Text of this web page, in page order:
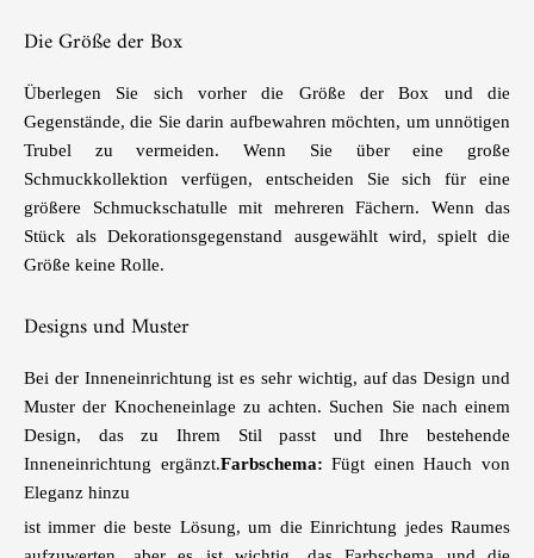
Die Größe der Box
Überlegen Sie sich vorher die Größe der Box und die
Gegenstände, die Sie darin aufbewahren möchten, um unnötigen
Trubel zu vermeiden. Wenn Sie über eine große
Schmuckkollektion verfügen, entscheiden Sie sich für eine
größere Schmuckschatulle mit mehreren Fächern. Wenn das
Stück als Dekorationsgegenstand ausgewählt wird, spielt die
Größe keine Rolle.
Designs und Muster
Bei der Inneneinrichtung ist es sehr wichtig, auf das Design und
Muster der Knocheneinlage zu achten. Suchen Sie nach einem
Design, das zu Ihrem Stil passt und Ihre bestehende
Inneneinrichtung ergänzt.Farbschema:Fügt einen Hauch von
Eleganz hinzu
ist immer die beste Lösung, um die Einrichtung jedes Raumes